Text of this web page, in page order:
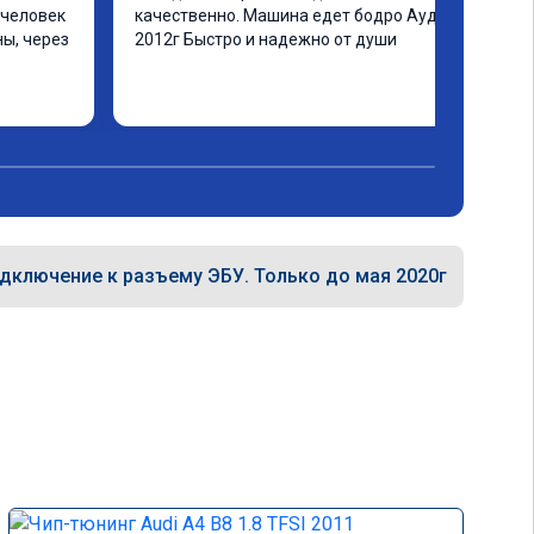
через
качественно. Машина едет бодро Ауди а4
2012г Быстро и надежно от души
к разъему ЭБУ. Только до мая 2020г